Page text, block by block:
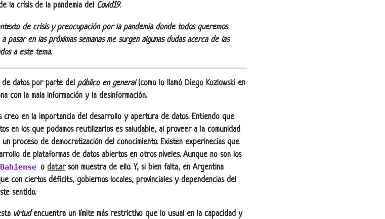
la crísis de la pandemia del Covid19.
de crisis y preocupación por la pandemia donde todos queremos
en las próximas semanas me surgen algunas dudas acerca de las
a este tema.
de datos por parte del público en general(como lo llamó Diego Kozlowskien
con la mala información y la desinformación.
creo en la importancia del desarrollo y apertura de datos. Entiendo que
en los que podamos reutilizarlos es saludable, al proveer a la comunidad
proceso de democratización del conocimiento. Existen experinecias que
de plataformas de datos abiertos en otros niveles. Aunque no son los
odat.arson muestra de ello. Y, si bien falta, en Argentina
con ciertos déficits, gobiernos locales, provinciales y dependencias del
sentido.
virtudencuentra un límite más restrictivo que lo usual en la capacidad y